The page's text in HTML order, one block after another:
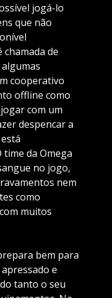
jogá-lo
que não
de
cooperativo
offline como
com um
despencar a
da Omega
no jogo,
nem
como
muitos
bem para
e
tanto o seu